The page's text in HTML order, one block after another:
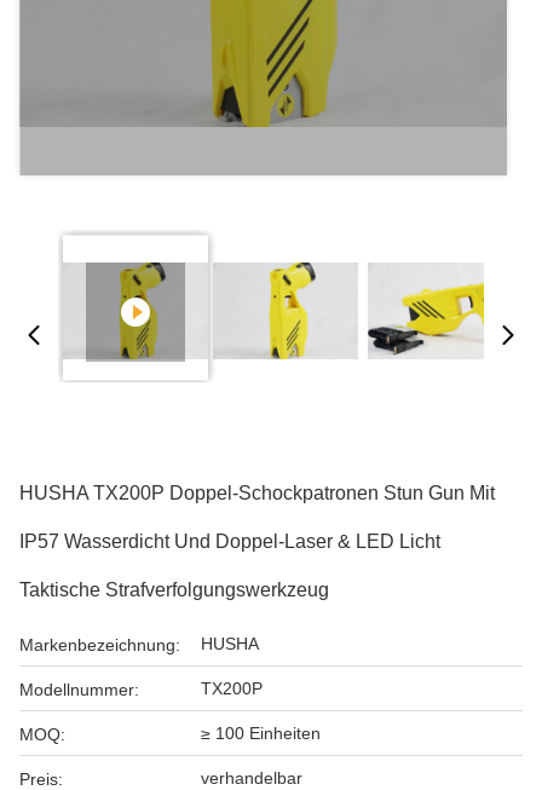
HUSHA TX200P Doppel-Schockpatronen Stun Gun Mit
IP57 Wasserdicht Und Doppel-Laser & LED Licht
Taktische Strafverfolgungswerkzeug
Markenbezeichnung: HUSHA
Modellnummer: TX200P
MOQ: ≥ 100 Einheiten
Preis: verhandelbar